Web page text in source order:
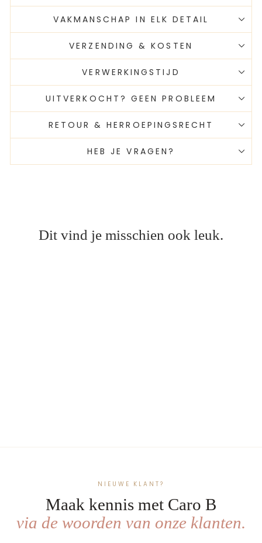
VAKMANSCHAP IN ELK DETAIL
VERZENDING & KOSTEN
VERWERKINGSTIJD
UITVERKOCHT? GEEN PROBLEEM
RETOUR & HERROEPINGSRECHT
HEB JE VRAGEN?
Dit vind je misschien ook leuk.
NIEUWE KLANT?
Maak kennis met Caro B
via de woorden van onze klanten.